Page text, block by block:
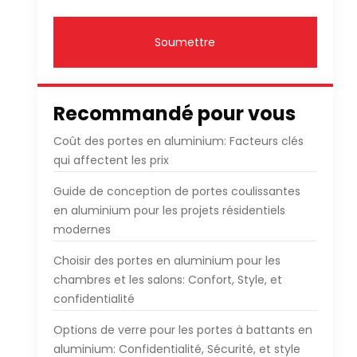
Soumettre
Recommandé pour vous
Coût des portes en aluminium: Facteurs clés
qui affectent les prix
Guide de conception de portes coulissantes
en aluminium pour les projets résidentiels
modernes
Choisir des portes en aluminium pour les
chambres et les salons: Confort, Style, et
confidentialité
Options de verre pour les portes à battants en
aluminium: Confidentialité, Sécurité, et style